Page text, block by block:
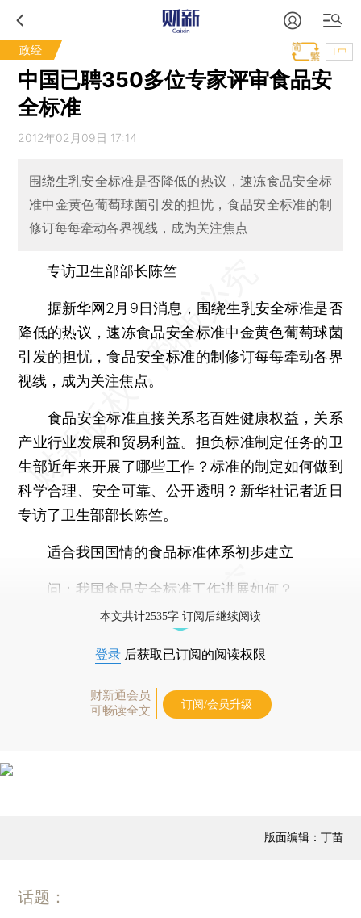
政经 T中
中国已聘350多位专家评审食品安
全标准
2012年02月09日 17:14
围绕生乳安全标准是否降低的热议，速冻食品安全标
准中金黄色葡萄球菌引发的担忧，食品安全标准的制
修订每每牵动各界视线，成为关注焦点
专访卫生部部长陈竺
据新华网2月9日消息，围绕生乳安全标准是否
降低的热议，速冻食品安全标准中金黄色葡萄球菌
引发的担忧，食品安全标准的制修订每每牵动各界
视线，成为关注焦点。
食品安全标准直接关系老百姓健康权益，关系
产业行业发展和贸易利益。担负标准制定任务的卫
生部近年来开展了哪些工作？标准的制定如何做到
科学合理、安全可靠、公开透明？新华社记者近日
专访了卫生部部长陈竺。
适合我国国情的食品标准体系初步建立
问：我国食品安全标准工作进展如何？
本文共计2535字 订阅后继续阅读
登录 后获取已订阅的阅读权限
财新通会员
可畅读全文
订阅/会员升级
版面编辑：丁苗
话题：